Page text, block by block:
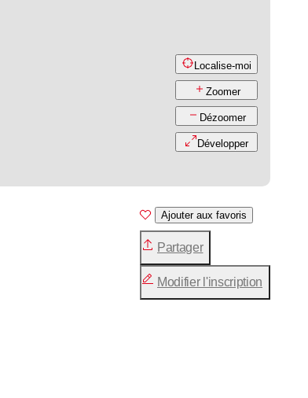
Localise-moi
Zoomer
Dézoomer
Développer
Ajouter aux favoris
Partager
Modifier l'inscription